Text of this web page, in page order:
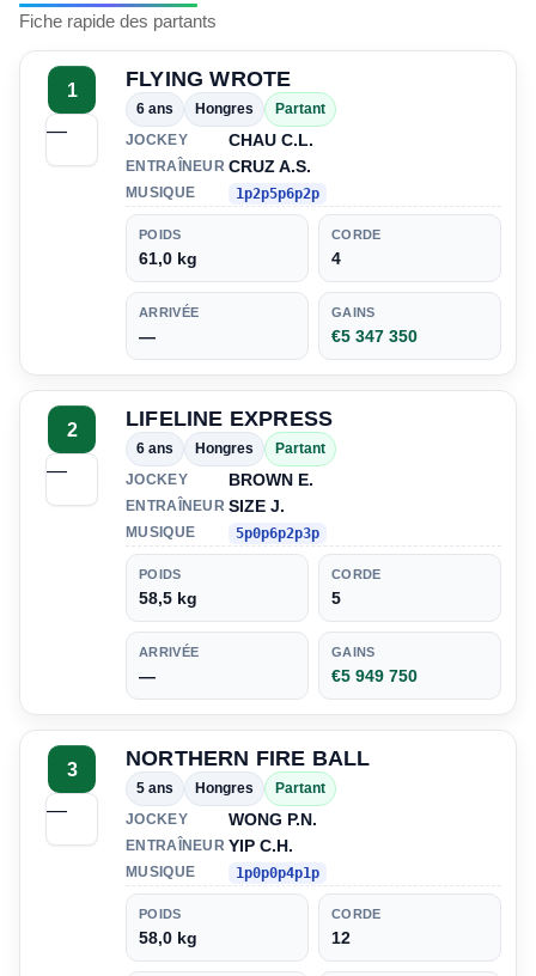
Fiche rapide des partants
1
—
FLYING WROTE
6 ans Hongres
Partant
JOCKEY
CHAU C.L.
ENTRAÎNEUR CRUZ A.S.
MUSIQUE 1p2p5p6p2p
POIDS
61,0 kg
CORDE
4
ARRIVÉE
—
GAINS
€5 347 350
2
—
LIFELINE EXPRESS
6 ans Hongres
Partant
JOCKEY
BROWN E.
ENTRAÎNEUR SIZE J.
MUSIQUE 5p0p6p2p3p
POIDS
58,5 kg
CORDE
5
ARRIVÉE
—
GAINS
€5 949 750
3
—
NORTHERN FIRE BALL
5 ans Hongres
Partant
JOCKEY
WONG P.N.
ENTRAÎNEUR YIP C.H.
MUSIQUE 1p0p0p4p1p
POIDS
58,0 kg
CORDE
12